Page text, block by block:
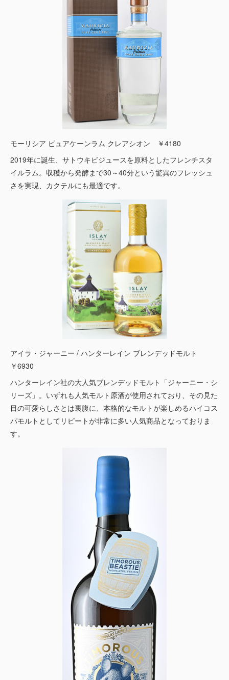
モーリシア ピュアケーンラム クレアシオン ￥4180
2019年に誕生、サトウキビジュースを原料としたフレンチスタ
イルラム。収穫から発酵まで30～40分という驚異のフレッシュ
さを実現、カクテルにも最適です。
アイラ・ジャーニー / ハンターレイン ブレンデッドモルト
￥6930
ハンターレイン社の大人気ブレンデッドモルト「ジャーニー・シ
リーズ」。いずれも人気モルト原酒が使用されており、その見た
目の可愛らしさとは裏腹に、本格的なモルトが楽しめるハイコス
パモルトとしてリピートが非常に多い人気商品となっておりま
す。